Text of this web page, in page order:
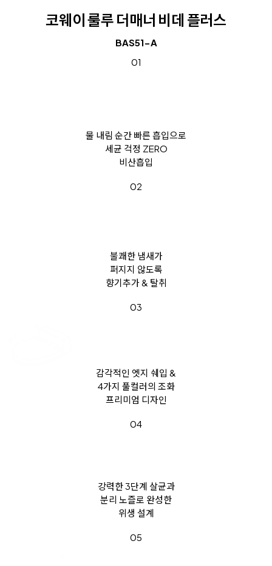
코웨이 룰루 더매너 비데 플러스
BAS51-A
01
물 내림 순간 빠른 흡입으로
세균 걱정 ZERO
비산흡입
02
불쾌한 냄새가
퍼지지 않도록
향기추가 & 탈취
03
감각적인 엣지 쉐입 &
4가지 풀컬러의 조화
프리미엄 디자인
04
강력한 3단계 살균과
분리 노즐로 완성한
위생 설계
05